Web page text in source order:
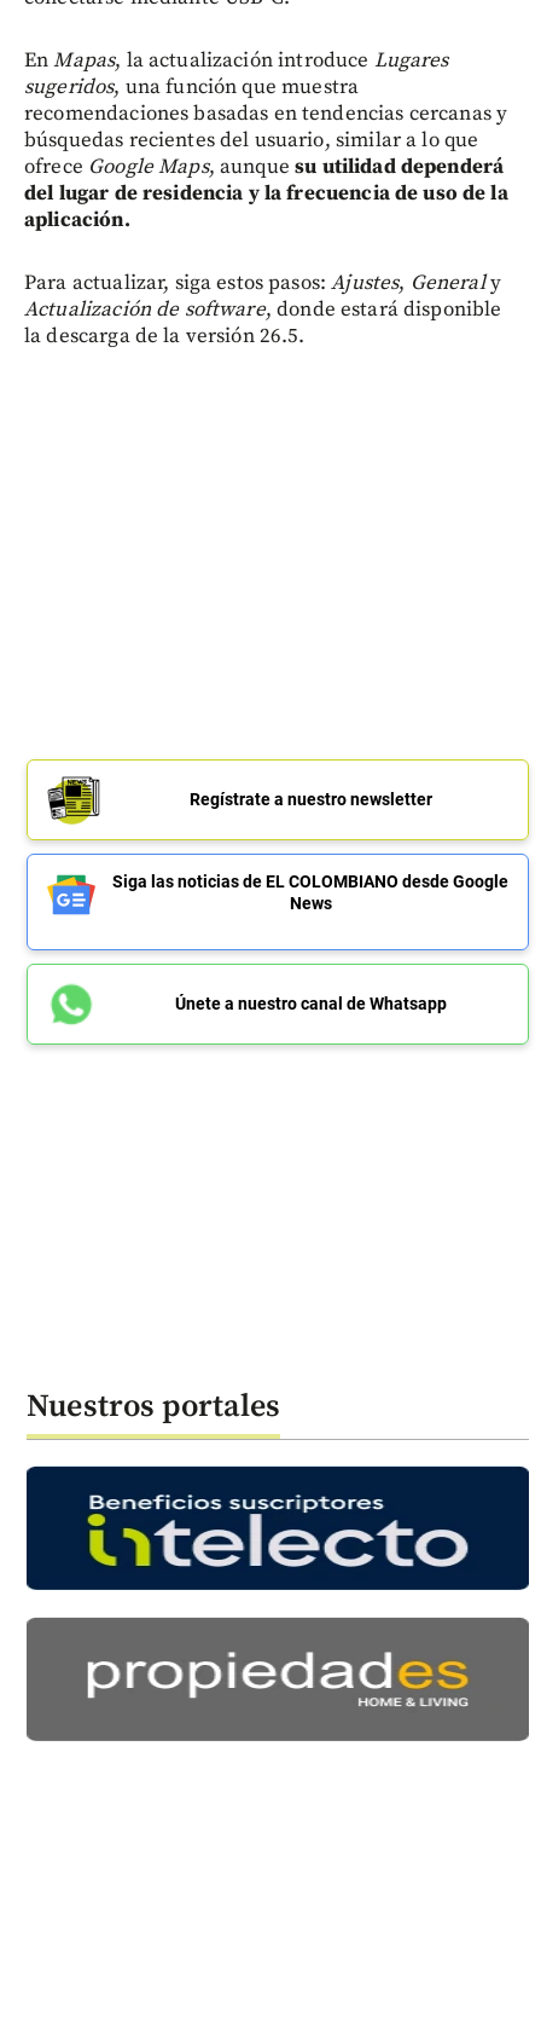
EnMapas, la actualización introduce Lugares
sugeridos, una función que muestra
recomendaciones basadas en tendencias cercanas y
búsquedas recientes del usuario, similar a lo que
ofrece Google Maps, aunquesu utilidad dependerá
del lugar de residencia y la frecuencia de uso de la
aplicación.
Para actualizar, siga estos pasos:Ajustes, Generaly
Actualización de software, donde estará disponible
la descarga de la versión 26.5.
Regístrate a nuestro newsletter
Siga las noticias de EL COLOMBIANO desde Google
News
Únete a nuestro canal de Whatsapp
Nuestros portales